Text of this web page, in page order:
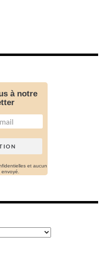
à notre
et aucun